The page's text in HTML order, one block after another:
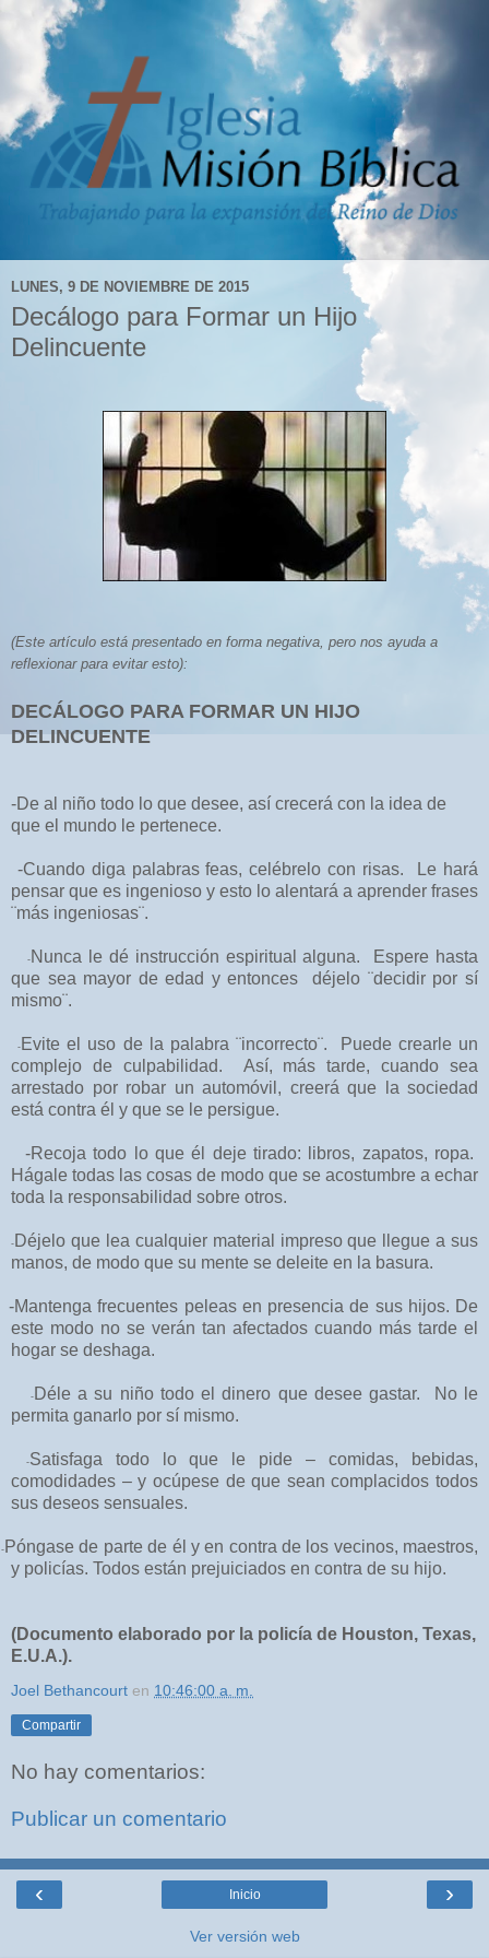
LUNES, 9 DE NOVIEMBRE DE 2015
Decálogo para Formar un Hijo
Delincuente
(Este artículo está presentado en forma negativa, pero nos ayuda a
reflexionar para evitar esto):
DECÁLOGO PARA FORMAR UN HIJO
DELINCUENTE
-De al niño todo lo que desee, así crecerá con la idea de
que el mundo le pertenece.
-Cuando diga palabras feas, celébrelo con risas.
Le hará
pensar que es ingenioso y esto lo alentará a aprender frases
¨más ingeniosas¨.
Nunca le dé instrucción espiritual alguna.
Espere hasta
que sea mayor de edad y entonces déjelo ¨decidir por sí
mismo¨.
- Evite el uso de la palabra ¨incorrecto¨.
Puede crearle un
complejo de culpabilidad.
Así, mástarde, cuando sea
arrestado por robar un automóvil, creerá que la sociedad
está contra él y que se le persigue.
-Recoja todo lo que él deje tirado: libros, zapatos, ropa.
Hágale todas las cosas de modo que se acostumbre a echar
toda la responsabilidad sobre otros.
Déjelo que lea cualquier material impreso que llegue a sus
manos, de modo que su mente se deleite en la basura.
-Mantenga frecuentes peleas en presencia de sus hijos. De
este modo no se verán tan afectados cuando más tarde el
hogar se deshaga.
Déle a su niño todo el dinero que desee gastar.
No le
permita ganarlo por sí mismo.
Satisfaga todo lo que le pide – comidas, bebidas,
comodidades – y ocúpese de que seancomplacidos todos
sus deseos sensuales.
- Póngase de parte de él y en contra de los vecinos, maestros,
y policías. Todos están prejuiciados en contra de su hijo.
(Documento elaborado por la policía de Houston, Texas,
E.U.A.).
Joel Bethancourt en 10:46:00 a. m.
Compartir
No hay comentarios:
Publicar un comentario
‹ ›
Inicio
Ver versión web